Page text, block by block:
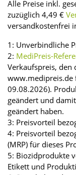
Alle Preise inkl.
zuzüglich 4,49 €
versandkostenfrei
1: Unverbindliche
2: MediPreis-
Verkaufspreis, den
www.medipreis.de
09.08.2026).
geändert und
geändert haben.
3: Preisvorteil
4: Preisvorteil
(MRP) für dieses
5: Biozidprodukte
Etikett und